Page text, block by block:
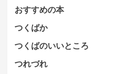
おすすめの本
つくばか
つくばのいいところ
つれづれ